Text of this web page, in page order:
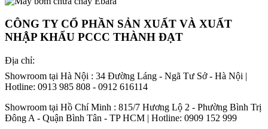
CÔNG TY CỔ PHẦN SẢN XUẤT VÀ XUẤT
NHẬP KHẨU PCCC THÀNH ĐẠT
Địa chỉ:
Showroom tại Hà Nội : 34 Đường Láng - Ngã Tư Sở - Hà Nội |
Hotline: 0913 985 808 - 0912 616114
Showroom tại Hồ Chí Minh : 815/7 Hương Lộ 2 - Phường Bình Trị
Đông A - Quận Bình Tân - TP HCM | Hotline: 0909 152 999